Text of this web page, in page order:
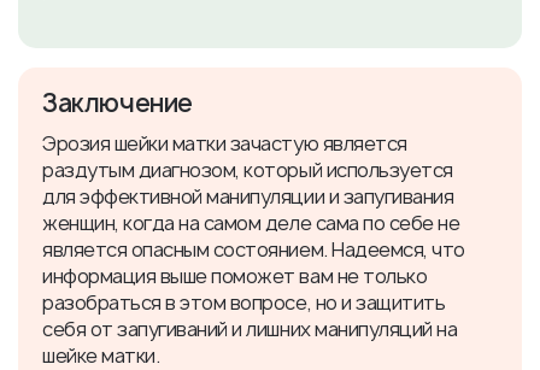
Заключение
Эрозия шейки матки зачастую является
раздутым диагнозом, который используется
для эффективной манипуляции и запугивания
женщин, когда на самом деле сама по себе не
является опасным состоянием. Надеемся, что
информация выше поможет вам не только
разобраться в этом вопросе, но и защитить
себя от запугиваний и лишних манипуляций на
шейке матки.